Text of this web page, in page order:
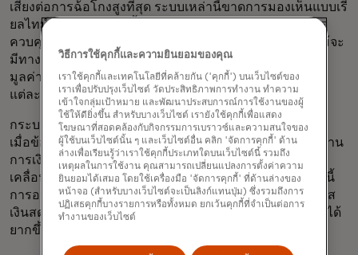
เสี่ยงต่อการฉ้อโกงสูงที่สุด ระบบเหล่านี้ขาดการมองเห็นแบบเรี
ยลไทม์ ติดตามได้ยากตั้งแต่ต้นจนจบ และมีข้อจำกัดในการ
ควบคุมเมื่อระบบเหล่านั้นออกจากมือขององค์กรแล้ว ถึงแม้จะ
มีทางเลือกดิจิทัลให้เลือกใช้มากมาย แต่เช็คก็ยังคงคิดเป็น
มูลค่าหลายล้านล้านดอลลาร์ในการชำระค่าใบแจ้งหนี้ใน
แต่ละปี
กระบวนการแบบใช้แรงงานคนยังจำกัดการควบคุมอีกด้วย
เมื่อข้อมูลล่าช้า ขาดการเชื่อมต่อ หรือไม่สมบูรณ์ ทีมงานด้าน
การเงินจะสูญเสียความสามารถในการติดตามความ
เคลื่อนไหวตลอดวงจรการชำระเงิน ตั้งแต่การออกใบแจ้งหนี้
การอนุมัติ ไปจนถึงการชำระเงิน นั่นทำให้การจัดการกระแส
เงินสด การบังคับใช้นโยบาย และการป้องกันการฉ้อโกงทำได้
ยากขึ้น
วิธีการใช้คุกกี้และความยินยอมของคุณ
เราใช้คุกกี้และเทคโนโลยีที่คล้ายกัน ('คุกกี้') บนเว็บไซต์ของ
เราเพื่อปรับปรุงเว็บไซต์ วัดประสิทธิภาพการทำงาน ทำความ
เข้าใจกลุ่มเป้าหมาย และพัฒนาประสบการณ์การใช้งานของผู้
ใช้ให้ดียิ่งขึ้น สำหรับบางเว็บไซต์ เรายังใช้คุกกี้เพื่อแสดง
โฆษณาที่สอดคล้องกับกิจกรรมการเบราวซ์และความสนใจของ
ผู้ใช้บนเว็บไซต์นั้น ๆ และเว็บไซต์อื่น คลิก 'จัดการคุกกี้' ด้าน
ล่างเพื่อเรียนรู้ว่าเราใช้คุกกี้ประเภทใดบนเว็บไซต์นี้ รวมถึง
เหตุผลในการใช้งาน คุณสามารถเปลี่ยนแปลงการตั้งค่าความ
ยินยอมได้เสมอ โดยใช้เครื่องมือ 'จัดการคุกกี้' ที่ด้านล่างของ
หน้าจอ (สำหรับบางเว็บไซต์จะเป็นลิงก์แทนปุ่ม) ซึ่งรวมถึงการ
ปฏิเสธคุกกี้บางรายการหรือทั้งหมด ยกเว้นคุกกี้ที่จำเป็นต่อการ
ทำงานของเว็บไซต์